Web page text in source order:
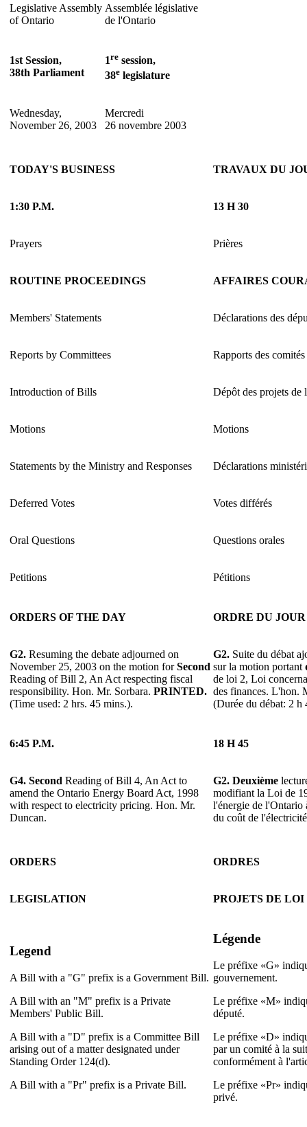
Legislative Assembly
of Ontario
Assemblée législative
de l'Ontario
1st Session,
38th Parliament
1re session,
38e legislature
Wednesday,
November 26, 2003
Mercredi
26 novembre 2003
TODAY'S BUSINESS TRAVAUX DU
1:30 P.M. 13 H 30
Prayers Prières
ROUTINE PROCEEDINGS AFFAIRES
Members' Statements Déclarations des
Reports by Committees Rapports des comités
Introduction of Bills Dépôt des projets de
Motions Motions
Statements by the Ministry and Responses Déclarations
Deferred Votes Votes différés
Oral Questions Questions orales
Petitions Pétitions
ORDERS OF THE DAY ORDRE DU JOUR
G2. Resuming the debate adjourned on
November 25, 2003 on the motion forSecond
Reading of Bill 2, An Act respecting fiscal
responsibility. Hon. Mr. Sorbara. PRINTED.
(Time used: 2 hrs. 45 mins.).
G2. Suite du débat
sur la motion portant
de loi 2, Loi
des finances. L'hon.
(Durée du débat: 2 h
6:45 P.M. 18 H 45
G4. Second Reading of Bill 4, An Act to
amend the Ontario Energy Board Act, 1998
with respect to electricity pricing. Hon. Mr.
Duncan.
G2. Deuxième
modifiant la Loi de
l'énergie de l'Ontario
du coût de
ORDERS ORDRES
LEGISLATION PROJETS DE LOI
Legend
A Bill with a "G" prefix is a Government Bill.
A Bill with an "M" prefix is a Private
Members' Public Bill.
A Bill with a "D" prefix is a Committee Bill
arising out of a matter designated under
Standing Order 124(d).
A Bill with a "Pr" prefix is a Private Bill.
Légende
Le préfixe «G»
gouvernement.
Le préfixe «M»
député.
Le préfixe «D»
par un comité à la
conformément à
Le préfixe «Pr»
privé.